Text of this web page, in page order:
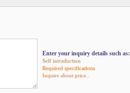
Enter your inquiry details such as:
Self introduction
Required specifications
Inquire about price..